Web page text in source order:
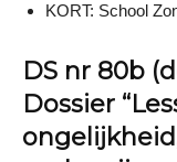
KORT: School
DS nr 80b
Dossier